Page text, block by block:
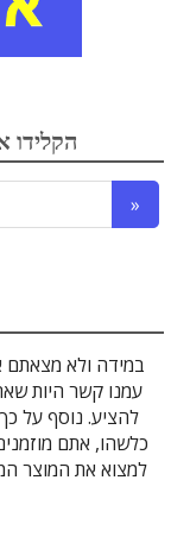
במידה ולא מצאתם
עמנו קשר היות
להציע. נוסף על
כלשהו, אתם
למצוא את המוצר